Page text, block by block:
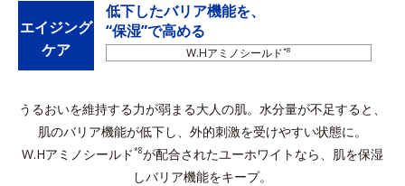
エイジング
ケア
低下したバリア機能を、
“保湿”で高める
W.Hアミノシールド*8
うるおいを維持する力が弱まる大人の肌。水分量が不足すると、
肌のバリア機能が低下し、外的刺激を受けやすい状態に。
W.Hアミノシールド*8が配合されたユーホワイトなら、肌を保湿
しバリア機能をキープ。